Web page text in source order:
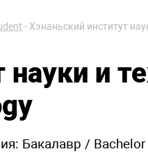
- Хэнаньский институт
науки и
Бакалавр /